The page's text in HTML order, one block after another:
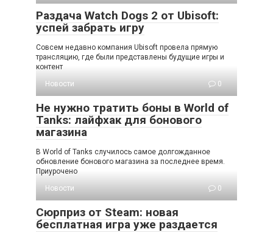
Раздача Watch Dogs 2 от Ubisoft:
успей забрать игру
Совсем недавно компания Ubisoft провела прямую
трансляцию, где были представлены будущие игры и
контент
Новости
0
Не нужно тратить боны в World of
Tanks: лайфхак для бонового
магазина
В World of Tanks случилось самое долгожданное
обновление бонового магазина за последнее время.
Приурочено
Новости
0
Сюрприз от Steam: новая
бесплатная игра уже раздается